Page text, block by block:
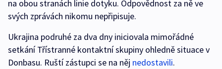
na obou stranách linie dotyku. Odpovědnost za ně ve
svých zprávách nikomu nepřipisuje.
Ukrajina podruhé za dva dny iniciovala mimořádné
setkání Třístranné kontaktní skupiny ohledně situace v
Donbasu. Ruští zástupci se na něj nedostavili.